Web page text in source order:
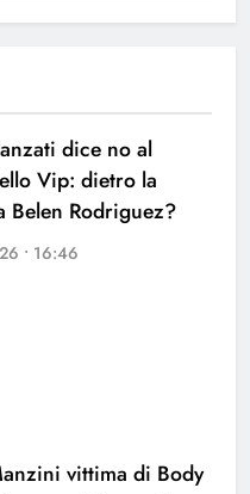
dice no al
Vip: dietro la
Belen Rodriguez?
• 16:46
vittima di Body